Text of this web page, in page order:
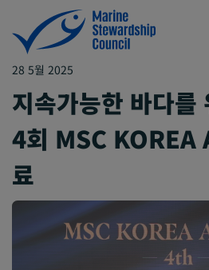
28 5월 2025
지속가능한 바다를
4회 MSC KOREA
료